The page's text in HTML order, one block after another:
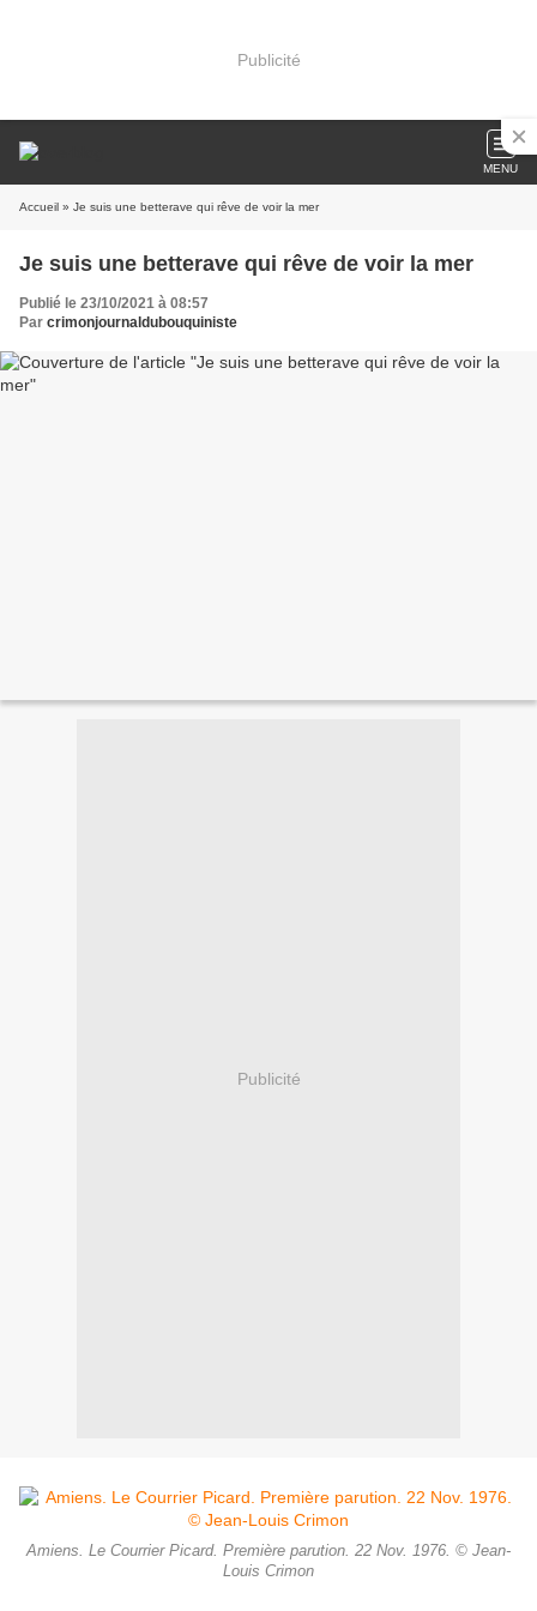
Publicité
MENU
Accueil » Je suis une betterave qui rêve de voir la mer
Je suis une betterave qui rêve de voir la mer
Publié le 23/10/2021 à 08:57
Par crimonjournaldubouquiniste
Publicité
Amiens. Le Courrier Picard. Première parution. 22 Nov. 1976. © Jean-
Louis Crimon